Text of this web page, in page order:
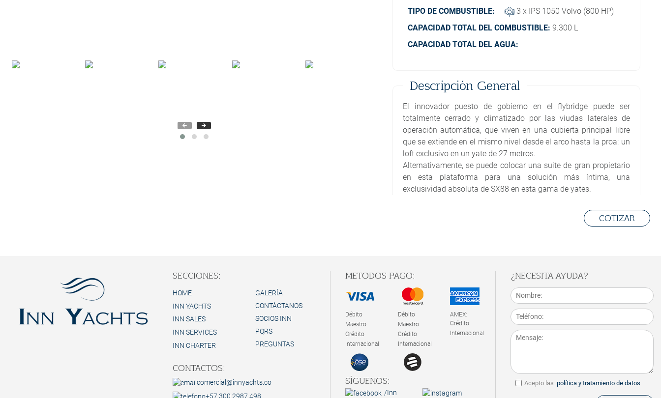
TIPO DE COMBUSTIBLE:
3 x IPS 1050 Volvo (800 HP)
CAPACIDAD TOTAL DEL COMBUSTIBLE: 9.300 L
CAPACIDAD TOTAL DEL AGUA:
Descripción General
El innovador puesto de gobierno en el flybridge puede ser
totalmente cerrado y climatizado por las viudas laterales de
operación automática, que viven en una cubierta principal libre
que se extiende en el mismo nivel desde el arco hasta la proa: un
loft exclusivo en un yate de 27 metros.
Alternativamente, se puede colocar una suite de gran propietario
en esta plataforma para una solución más íntima, una
exclusividad absoluta de SX88 en esta gama de yates.
Se ofrece un espacio incomparable en la amplia área de la playa
COTIZAR
SECCIONES:
HOME
INN YACHTS
INN SALES
INN SERVICES
INN CHARTER
GALERÍA
CONTÁCTANOS
SOCIOS INN
PQRS
PREGUNTAS
CONTACTOS:
comercial@innyachts.co
+57 300 2987 498
METODOS PAGO:
Débito
Maestro
Crédito
Internacional
Débito
Maestro
Crédito
Internacional
AMEX:
Crédito
Internacional
SÍGUENOS:
/Inn
¿NECESITA AYUDA?
Acepto las política y tratamiento de datos